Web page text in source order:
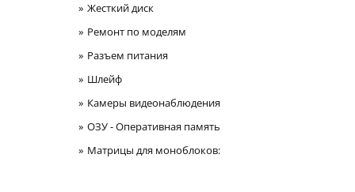
Жесткий диск
Ремонт по моделям
Разъем питания
Шлейф
Камеры видеонаблюдения
ОЗУ - Оперативная память
Матрицы для моноблоков: